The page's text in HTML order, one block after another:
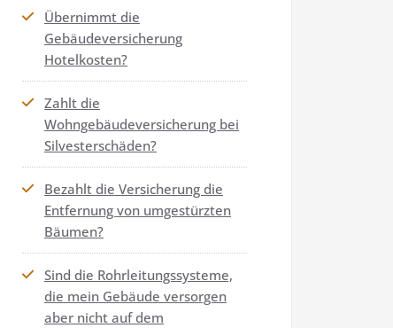
Übernimmt die
Gebäudeversicherung
Hotelkosten?
Zahlt die
Wohngebäudeversicherung bei
Silvesterschäden?
Bezahlt die Versicherung die
Entfernung von umgestürzten
Bäumen?
Sind die Rohrleitungssysteme,
die mein Gebäude versorgen
aber nicht auf dem